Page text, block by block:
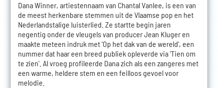
Dana Winner, artiestennaam van Chantal Vanlee, is een van
de meest herkenbare stemmen uit de Vlaamse pop en het
Nederlandstalige luisterlied. Ze startte begin jaren
negentig onder de vleugels van producer Jean Kluger en
maakte meteen indruk met 'Op het dak van de wereld', een
nummer dat haar een breed publiek opleverde via 'Tien om
te zien'. Al vroeg profileerde Dana zich als een zangeres met
een warme, heldere stem en een feilloos gevoel voor
melodie.